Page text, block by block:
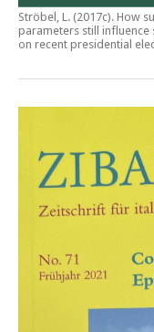
Ströbel, L. (2017c). How
parameters still influence
on recent presidential